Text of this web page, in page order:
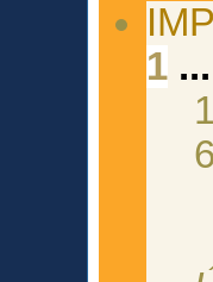
1 ...